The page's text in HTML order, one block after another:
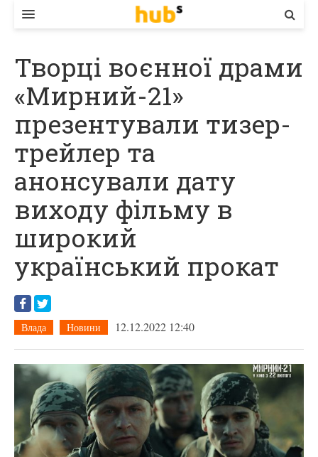
ЕКОНОМІКА
БІЗНЕС
СТАРТЕР
КОНТАКТИ
Творці воєнної драми
«Мирний-21»
презентували тизер-
трейлер та
анонсували дату
виходу фільму в
широкий
український прокат
Влада Новини 12.12.2022 12:40